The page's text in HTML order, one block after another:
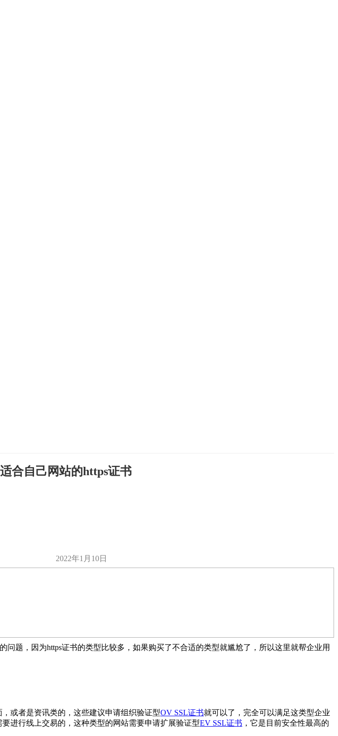
合自己网站的https证书
2022年1月10日
问题，因为https证书的类型比较多，如果购买了不合适的类型就尴尬了，所以这里就帮企业用
或者是资讯类的，这些建议申请组织验证型OV SSL证书就可以了，完全可以满足这类型企业
进行线上交易的，这种类型的网站需要申请扩展验证型EV SSL证书 ，它是目前安全性最高的